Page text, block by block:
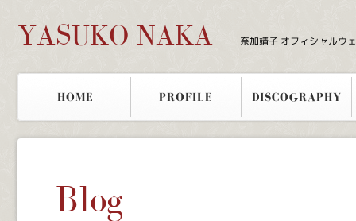
YASUKO NAKA 奈加靖子 オフィシャルウ
HOME PROFILE DISCOGRAPHY
Blog